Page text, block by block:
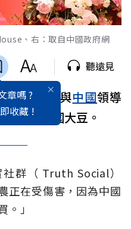
、右：取自中國政府網
章嗎 ?
收藏 !
聽遠見
他計劃在與中國領導
採購美國大豆。
群（ Truth Social）
正在受傷害，因為中國
」